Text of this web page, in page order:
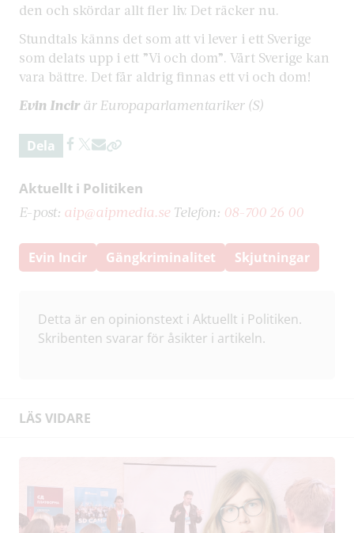
den och skördar allt fler liv. Det räcker nu.
Stundtals känns det som att vi lever i ett Sverige
som delats upp i ett ”Vi och dom”. Vårt Sverige kan
vara bättre. Det får aldrig finnas ett vi och dom!
Evin Incirär Europaparlamentariker (S)
Dela
Aktuellt i Politiken
E-post: aip@aipmedia.seTelefon: 08-700 26 00
Evin Incir Gängkriminalitet Skjutningar
Detta är en opinionstext i Aktuellt i Politiken.
Skribenten svarar för åsikter i artikeln.
LÄS VIDARE